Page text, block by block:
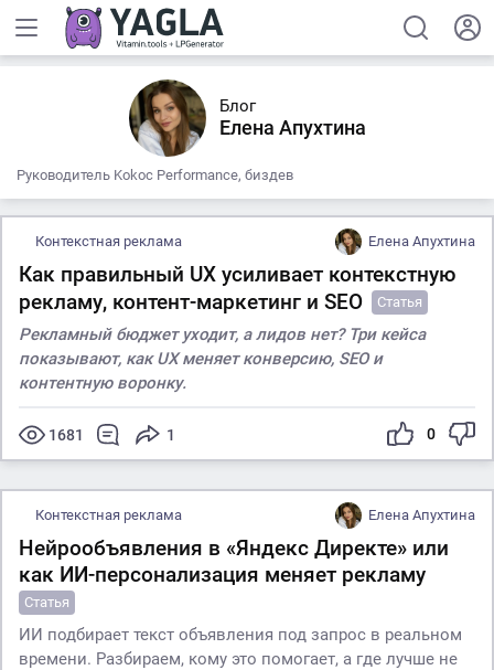
Блог
Елена Апухтина
Руководитель Kokoc Performance, биздев
Контекстная реклама Елена Апухтина
Как правильный UX усиливает контекстную
рекламу, контент-маркетинг и SEO
Статья
Рекламный бюджет уходит, а лидов нет? Три кейса
показывают, как UX меняет конверсию, SEO и
контентную воронку.
1681 1 0
Контекстная реклама Елена Апухтина
Нейрообъявления в «Яндекс Директе» или
как ИИ-персонализация меняет рекламу
Статья
ИИ подбирает текст объявления под запрос в реальном
времени. Разбираем, кому это помогает, а где лучше не